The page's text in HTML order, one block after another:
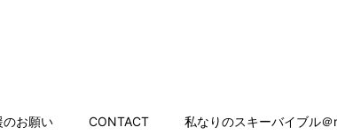
のお願い CONTACT 私なりのスキーバイブル